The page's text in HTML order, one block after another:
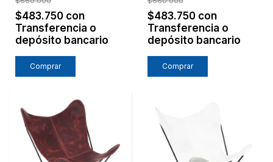
$483.750 con
Transferencia o
depósito bancario
Comprar
$483.750 con
Transferencia o
depósito bancario
Comprar